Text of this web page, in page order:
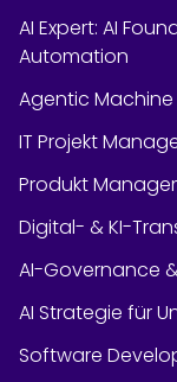
AI Expert: AI
Automation
Agentic Machine
IT Projekt
Produkt
Digital- & KI-
AI-Governance
AI Strategie für
Software